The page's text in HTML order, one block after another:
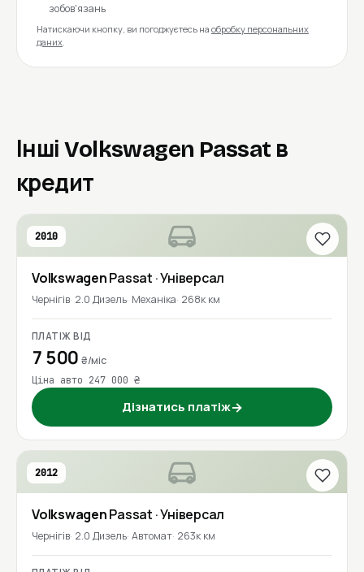
зобов'язань
Натискаючи кнопку, ви погоджуєтесь на обробку персональних
даних.
Інші Volkswagen Passat в
кредит
2010
VolkswagenPassat · Універсал
Чернігів 2.0 Дизель Механіка 268к км
ПЛАТІЖ ВІД
7 500₴/міс
Ціна авто 247 000 ₴
Дізнатись платіж→
2012
VolkswagenPassat · Універсал
Чернігів 2.0 Дизель Автомат 263к км